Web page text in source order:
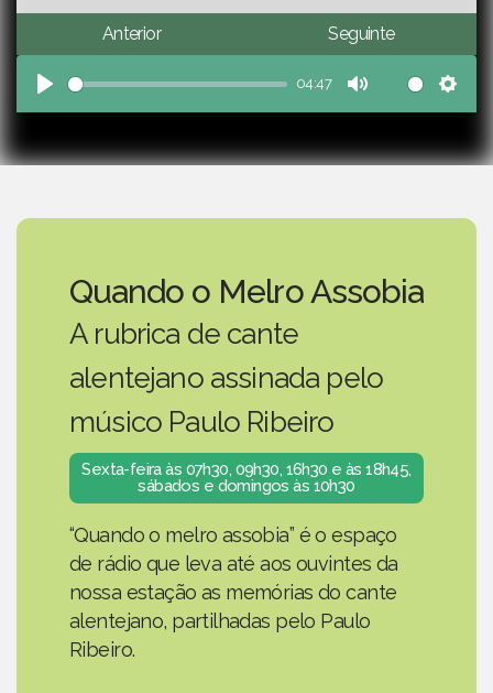
Anterior Seguinte
Play
04:47
Mute
Quando o Melro Assobia
A rubrica de cante
alentejano assinada pelo
músico Paulo Ribeiro
Sexta-feira às 07h30, 09h30, 16h30 e às 18h45,
sábados e domingos às 10h30
“Quando o melro assobia” é o espaço
de rádio que leva até aos ouvintes da
nossa estação as memórias do cante
alentejano, partilhadas pelo Paulo
Ribeiro.